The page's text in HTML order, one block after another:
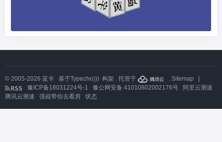
© 2005-2026 蓝卡 基于Typecho))) 构架 . 托管于 . Sitemap
豫ICP备18031224号-1
豫公网安备 41010802002176号
阿里云测速
腾讯云测速
强叔带你去看房 状态